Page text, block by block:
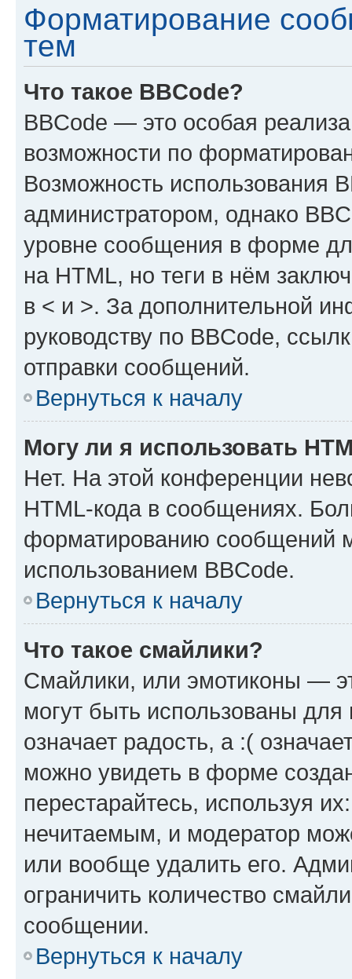
Форматирование
тем
Что такое BBCode?
BBCode — это особая
возможности по
Возможность использования
администратором, однако
уровне сообщения в форме
на HTML, но теги в нём
в < и >. За дополнительной
руководству по BBCode,
отправки сообщений.
Вернуться к началу
Могу ли я использовать
Нет. На этой конференции
HTML-кода в сообщениях.
форматированию сообщений
использованием BBCode.
Вернуться к началу
Что такое смайлики?
Смайлики, или эмотиконы —
могут быть использованы
означает радость, а :(
можно увидеть в форме
перестарайтесь, используя
нечитаемым, и модератор
или вообще удалить его.
ограничить количество
сообщении.
Вернуться к началу